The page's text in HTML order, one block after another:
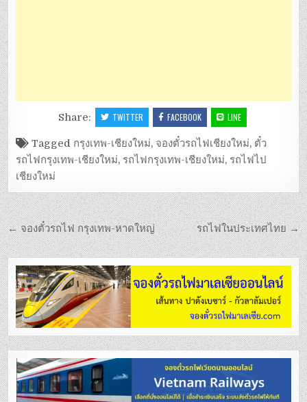
Share: TWITTER FACEBOOK LINE
Tagged กรุงเทพ-เชียงใหม่, จองตั๋วรถไฟเชียงใหม่, ตั๋ว
รถไฟกรุงเทพ-เชียงใหม่, รถไฟกรุงเทพ-เชียงใหม่, รถไฟไป
เชียงใหม่
แนะแนว
เรื่อง
รถไฟในประเทศไทย →
← จองตั๋วรถไฟ กรุงเทพ-หาดใหญ่